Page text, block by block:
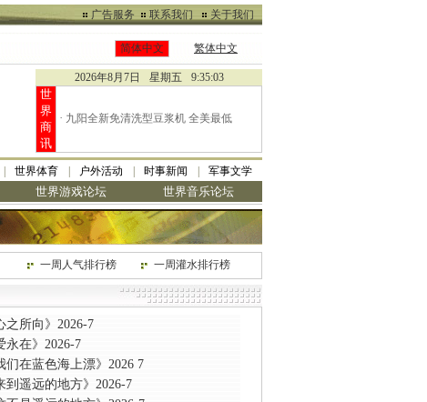
广告服务 联系我们 关于我们
简体中文 繁体中文
2026年8月7日 星期五 9:35:04
世
界
商
讯
· 九阳全新免清洗型豆浆机 全美最低
世界体育 户外活动 时事新闻 军事文学
世界游戏论坛 世界音乐论坛
一周人气排行榜 一周灌水排行榜
之所向》2026-7
永在》2026-7
们在蓝色海上漂》2026 7
到遥远的地方》2026-7